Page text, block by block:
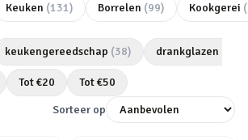
Keuken (131) Borrelen (99) Kookgerei (
keukengereedschap (38) drankglazen
Tot €20 Tot €50
Sorteer op